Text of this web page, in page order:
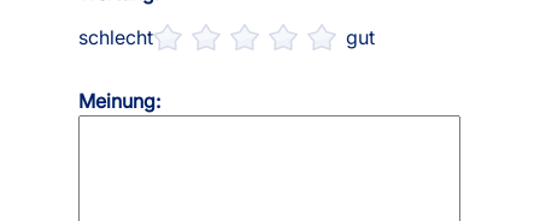
schlecht
gut
Meinung: